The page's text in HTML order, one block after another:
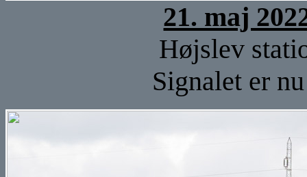
21. maj
Højslev
Signalet er